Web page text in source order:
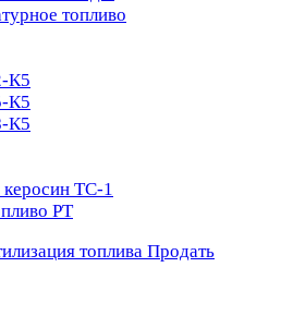
топливо
К5
К5
К5
ТС-1
РТ
топлива Продать